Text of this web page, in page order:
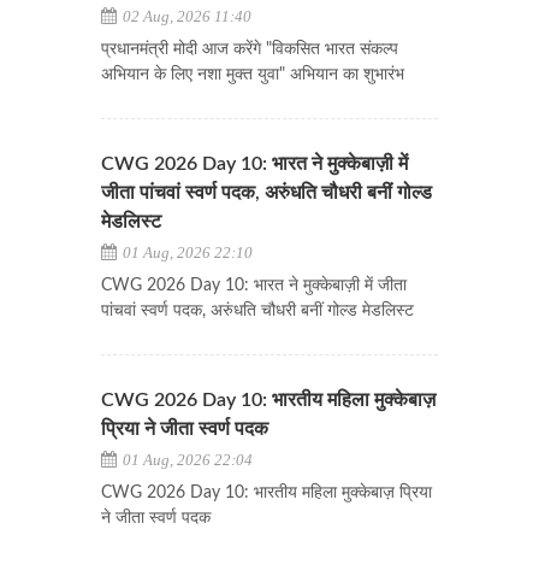
02 Aug, 2026 11:40
प्रधानमंत्री मोदी आज करेंगे "विकसित भारत संकल्प
अभियान के लिए नशा मुक्त युवा" अभियान का शुभारंभ
CWG 2026 Day 10: भारत ने मुक्केबाज़ी में
जीता पांचवां स्वर्ण पदक, अरुंधति चौधरी बनीं गोल्ड
मेडलिस्ट
01 Aug, 2026 22:10
CWG 2026 Day 10: भारत ने मुक्केबाज़ी में जीता
पांचवां स्वर्ण पदक, अरुंधति चौधरी बनीं गोल्ड मेडलिस्ट
CWG 2026 Day 10: भारतीय महिला मुक्केबाज़
प्रिया ने जीता स्वर्ण पदक
01 Aug, 2026 22:04
CWG 2026 Day 10: भारतीय महिला मुक्केबाज़ प्रिया
ने जीता स्वर्ण पदक